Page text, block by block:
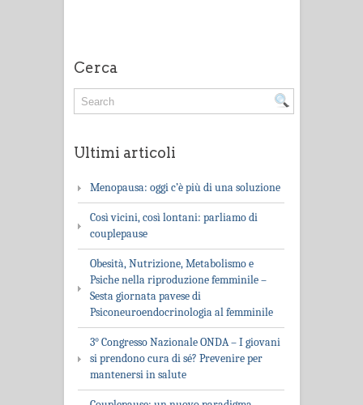
Cerca
Ultimi articoli
Menopausa: oggi c’è più di una soluzione
Così vicini, così lontani: parliamo di
couplepause
Obesità, Nutrizione, Metabolismo e
Psiche nella riproduzione femminile –
Sesta giornata pavese di
Psiconeuroendocrinologia al femminile
3° Congresso Nazionale ONDA – I giovani
si prendono cura di sé? Prevenire per
mantenersi in salute